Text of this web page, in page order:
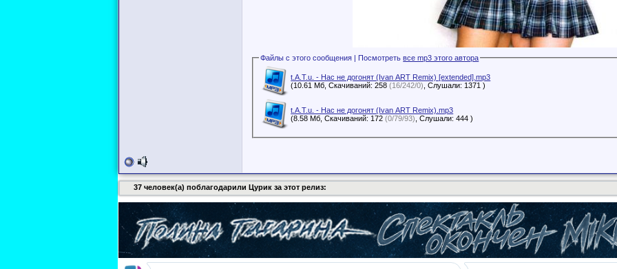
Файлы с этого сообщения | Посмотретьвсе mp3 этого автора
t.A.T.u. - Нас не догонят (Ivan ART Remix) [extended].mp3
(10.61 Мб, Скачиваний: 258(16/242/0) , Слушали: 1371 )
t.A.T.u. - Нас не догонят (Ivan ART Remix).mp3
(8.58 Мб, Скачиваний: 172(0/79/93) , Слушали: 444 )
37 человек(а) поблагодарили Цурик за этот релиз: